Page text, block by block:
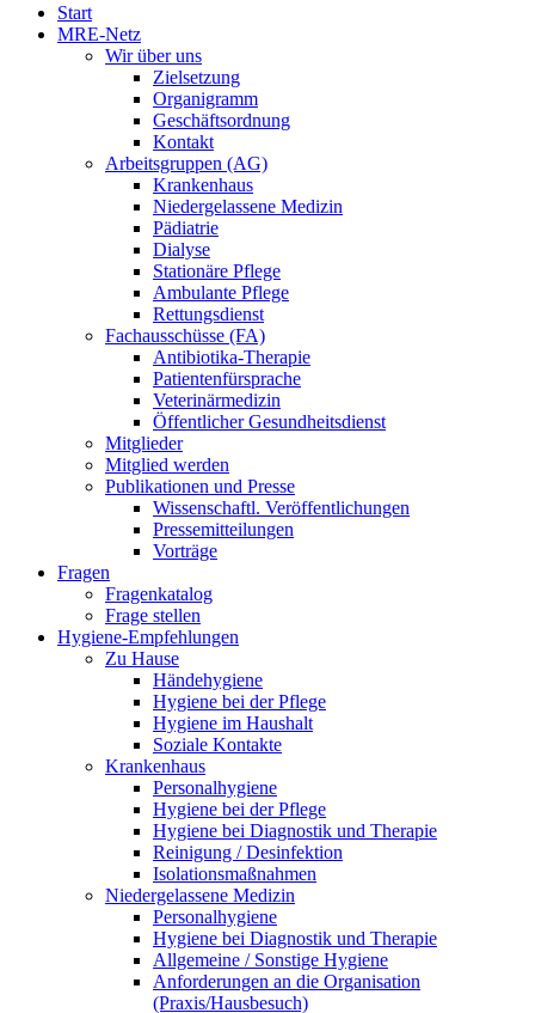
Start
MRE-Netz
Wir über uns
Zielsetzung
Organigramm
Geschäftsordnung
Kontakt
Arbeitsgruppen (AG)
Krankenhaus
Niedergelassene Medizin
Pädiatrie
Dialyse
Stationäre Pflege
Ambulante Pflege
Rettungsdienst
Fachausschüsse (FA)
Antibiotika-Therapie
Patientenfürsprache
Veterinärmedizin
Öffentlicher Gesundheitsdienst
Mitglieder
Mitglied werden
Publikationen und Presse
Wissenschaftl. Veröffentlichungen
Pressemitteilungen
Vorträge
Fragen
Fragenkatalog
Frage stellen
Hygiene-Empfehlungen
Zu Hause
Händehygiene
Hygiene bei der Pflege
Hygiene im Haushalt
Soziale Kontakte
Krankenhaus
Personalhygiene
Hygiene bei der Pflege
Hygiene bei Diagnostik und Therapie
Reinigung / Desinfektion
Isolationsmaßnahmen
Niedergelassene Medizin
Personalhygiene
Hygiene bei Diagnostik und Therapie
Allgemeine / Sonstige Hygiene
Anforderungen an die Organisation
(Praxis/Hausbesuch)